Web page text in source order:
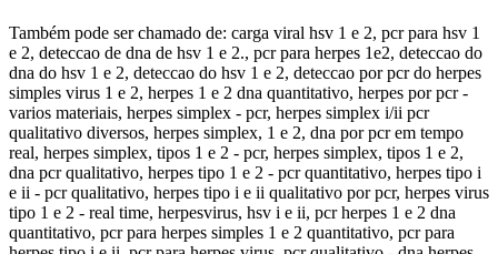
Também pode ser chamado de: carga viral hsv 1 e 2, pcr para hsv 1
e 2, deteccao de dna de hsv 1 e 2., pcr para herpes 1e2, deteccao do
dna do hsv 1 e 2, deteccao do hsv 1 e 2, deteccao por pcr do herpes
simples virus 1 e 2, herpes 1 e 2 dna quantitativo, herpes por pcr -
varios materiais, herpes simplex - pcr, herpes simplex i/ii pcr
qualitativo diversos, herpes simplex, 1 e 2, dna por pcr em tempo
real, herpes simplex, tipos 1 e 2 - pcr, herpes simplex, tipos 1 e 2,
dna pcr qualitativo, herpes tipo 1 e 2 - pcr quantitativo, herpes tipo i
e ii - pcr qualitativo, herpes tipo i e ii qualitativo por pcr, herpes virus
tipo 1 e 2 - real time, herpesvirus, hsv i e ii, pcr herpes 1 e 2 dna
quantitativo, pcr para herpes simples 1 e 2 quantitativo, pcr para